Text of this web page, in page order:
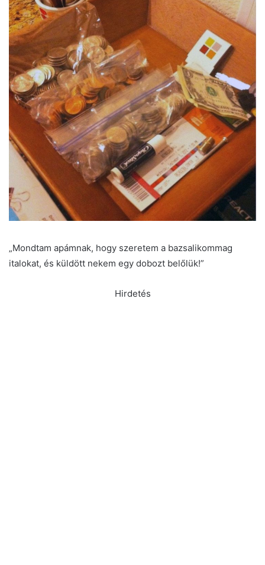
„Mondtam apámnak, hogy szeretem a bazsalikommag
italokat, és küldött nekem egy dobozt belőlük!”
Hirdetés